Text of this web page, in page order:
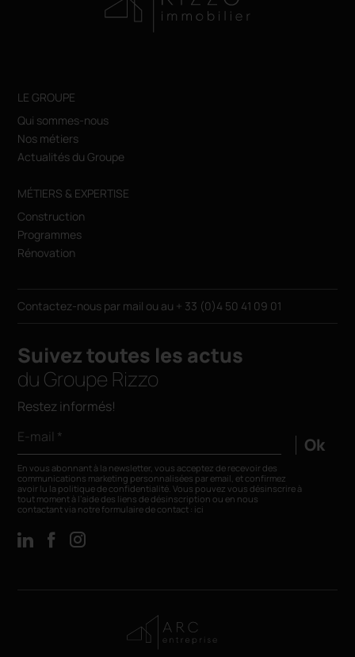
LE GROUPE
Qui sommes-nous
Nos métiers
Actualités du Groupe
MÉTIERS & EXPERTISE
Construction
Programmes
Rénovation
Contactez-nous par mail ou au + 33 (0)4 50 41 09 01
Suivez toutes les actus
du Groupe Rizzo
Restez informés!
E-mail *
Ok
En vous abonnant à la newsletter, vous acceptez de recevoir des
communications marketing personnalisées par email, et confirmez
avoir lu la politique de confidentialité. Vous pouvez vous désinscrire à
tout moment à l’aide des liens de désinscription ou en nous
contactant via notre formulaire de contact : ici